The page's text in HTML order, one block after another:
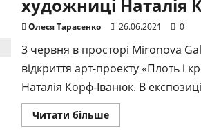
художниці Наталія
Олеся Тарасенко 26.06.2021 0
3 червня в просторі Mironova
відкриття арт-проекту «Плоть і
Наталія Корф-Іванюк. В
Читати більшеДокладніше
про